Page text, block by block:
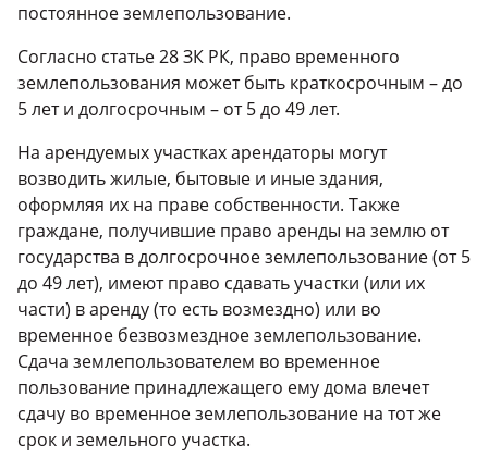
постоянное землепользование.
Согласно статье 28 ЗК РК, право временного
землепользования может быть краткосрочным – до
5 лет и долгосрочным – от 5 до 49 лет.
На арендуемых участках арендаторы могут
возводить жилые, бытовые и иные здания,
оформляя их на праве собственности. Также
граждане, получившие право аренды на землю от
государства в долгосрочное землепользование (от 5
до 49 лет), имеют право сдавать участки (или их
части) в аренду (то есть возмездно) или во
временное безвозмездное землепользование.
Сдача землепользователем во временное
пользование принадлежащего ему дома влечет
сдачу во временное землепользование на тот же
срок и земельного участка.